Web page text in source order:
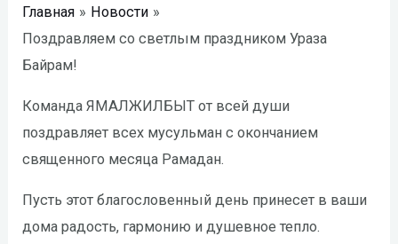
Главная
Новости
Поздравляем со светлым праздником Ураза
Байрам!
Команда ЯМАЛЖИЛБЫТ от всей души
поздравляет всех мусульман с окончанием
священного месяца Рамадан.
Пусть этот благословенный день принесет в ваши
дома радость, гармонию и душевное тепло.